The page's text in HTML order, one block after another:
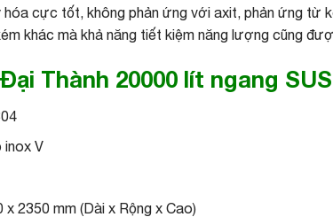
hóa cực tốt, không phản ứng với axit, phản ứng từ
khác mà khả năng tiết kiệm năng lượng cũng
Thành 20000 lít ngang
inox V
2350 mm (Dài x Rộng x Cao)